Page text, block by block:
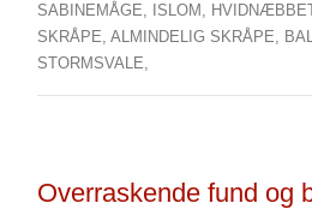
SABINEMÅGE,
ISLOM,
SKRÅPE, ALMINDELIG SKRÅPE,
STORMSVALE,
Overraskende fund og